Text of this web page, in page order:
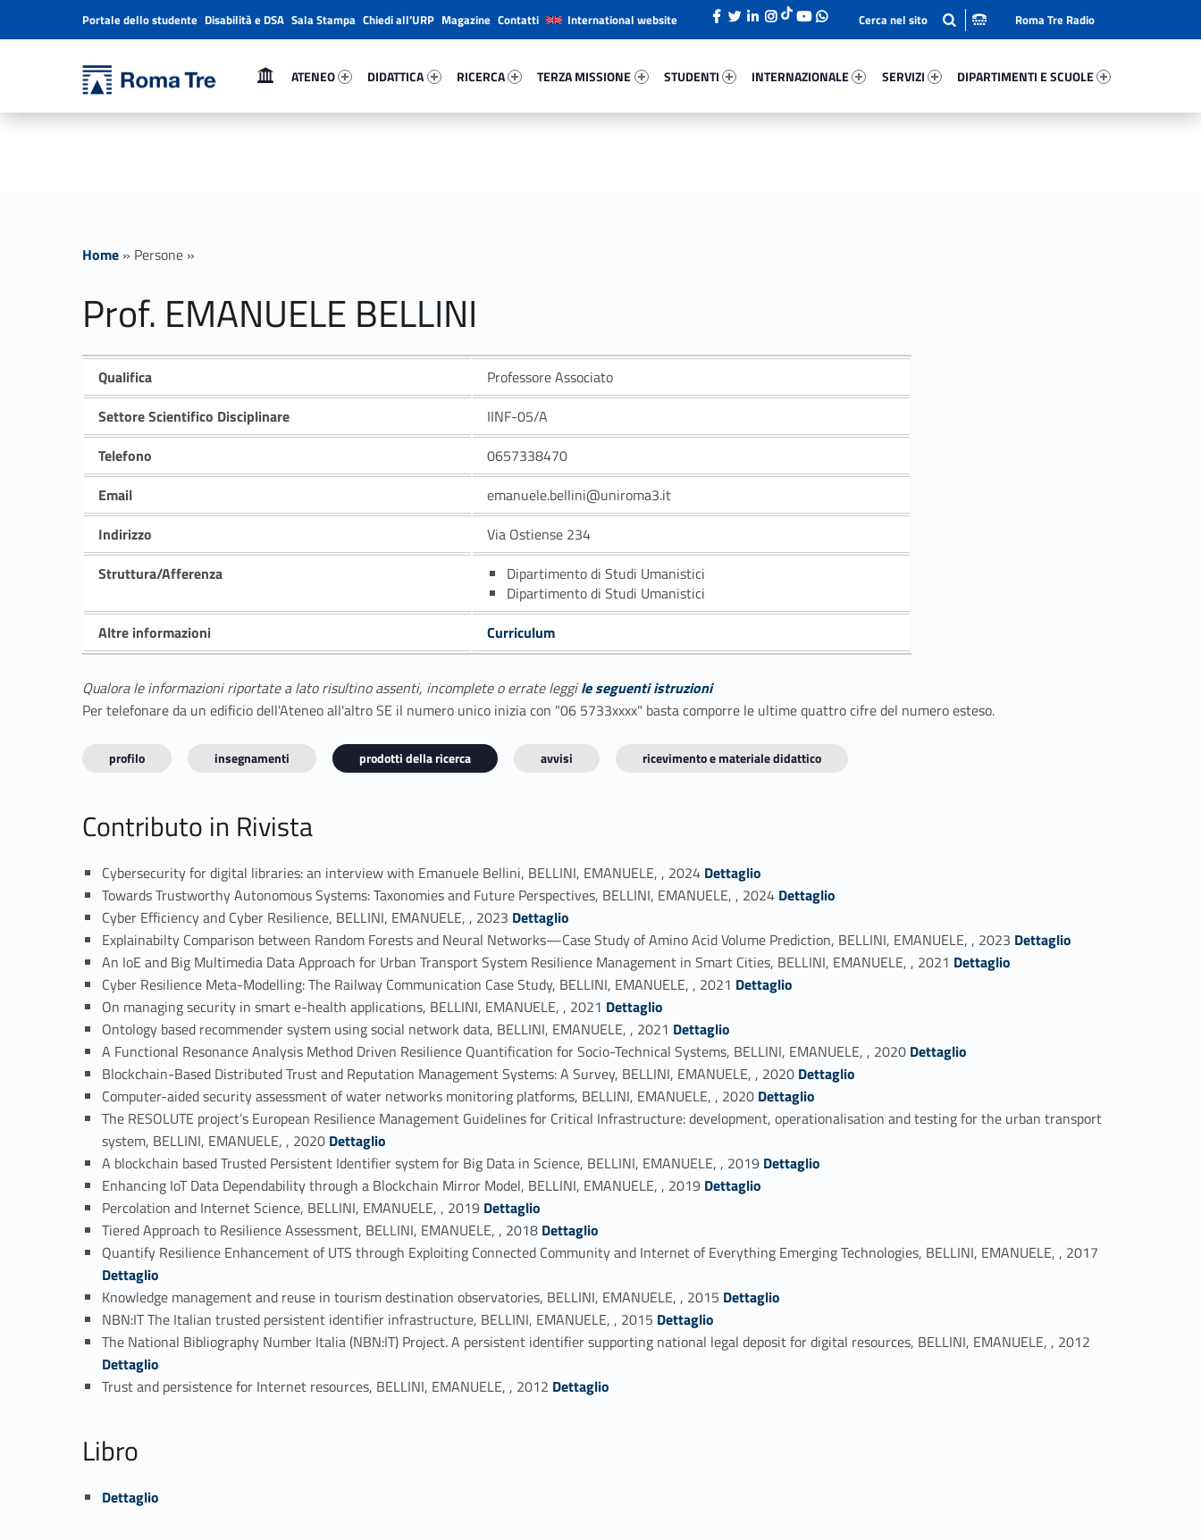
Prof. EMANUELE BELLINI ricerca - Università Roma Tre
Primary Menu
ATENEO
DIDATTICA
RICERCA
TERZA MISSIONE
STUDENTI
INTERNAZIONALE
SERVIZI
DIPARTIMENTI E SCUOLE
Header info sidebar
Portale dello studente Disabilità e DSA Sala Stampa Chiedi all’URP Magazine Contatti International website Roma Tre Radio
Home » Persone »
Prof. EMANUELE BELLINI
Qualifica
Professore Associato
Settore Scientifico Disciplinare
IINF-05/A
Telefono
0657338470
Email
emanuele.bellini@uniroma3.it
Indirizzo
Via Ostiense 234
Struttura/Afferenza
Dipartimento di Studi Umanistici
Dipartimento di Studi Umanistici
Altre informazioni
Curriculum
Qualora le informazioni riportate a lato risultino assenti, incomplete o errate leggile seguenti istruzioni
Per telefonare da un edificio dell'Ateneo all'altro SE il numero unico inizia con "06 5733xxxx" basta comporre le ultime quattro cifre del numero esteso.
profilo insegnamenti prodotti della ricerca avvisi ricevimento e materiale didattico
Contributo in Rivista
Cybersecurity for digital libraries: an interview with Emanuele Bellini, BELLINI, EMANUELE, , 2024 Link identifier #identifier_person_181239-1
Dettaglio
Towards Trustworthy Autonomous Systems: Taxonomies and Future Perspectives, BELLINI, EMANUELE, , 2024 Link identifier #identifier_person_112234-2
Dettaglio
Cyber Efficiency and Cyber Resilience, BELLINI, EMANUELE, , 2023 Link identifier #identifier_person_175103-3
Dettaglio
Explainabilty Comparison between Random Forests and Neural Networks—Case Study of Amino Acid Volume Prediction, BELLINI, EMANUELE, , 2023 Link identifier #identifier_person_89985-4
Dettaglio
An IoE and Big Multimedia Data Approach for Urban Transport System Resilience Management in Smart Cities, BELLINI, EMANUELE, , 2021 Link identifier #identifier_person_25595-5
Dettaglio
Cyber Resilience Meta-Modelling: The Railway Communication Case Study, BELLINI, EMANUELE, , 2021 Link identifier #identifier_person_119766-6
Dettaglio
On managing security in smart e-health applications, BELLINI, EMANUELE, , 2021 Link identifier #identifier_person_175850-7
Dettaglio
Ontology based recommender system using social network data, BELLINI, EMANUELE, , 2021 Link identifier #identifier_person_64615-8
Dettaglio
A Functional Resonance Analysis Method Driven Resilience Quantification for Socio-Technical Systems, BELLINI, EMANUELE, , 2020 Link identifier #identifier_person_152114-9
Dettaglio
Blockchain-Based Distributed Trust and Reputation Management Systems: A Survey, BELLINI, EMANUELE, , 2020 Link identifier #identifier_person_83367-10
Dettaglio
Computer-aided security assessment of water networks monitoring platforms, BELLINI, EMANUELE, , 2020Link identifier #identifier_person_82740-11
Dettaglio
The RESOLUTE project’s European Resilience Management Guidelines for Critical Infrastructure: development, operationalisation and testing for the urban transport
system, BELLINI, EMANUELE, , 2020 Link identifier #identifier_person_109855-12
Dettaglio
A blockchain based Trusted Persistent Identifier system for Big Data in Science, BELLINI, EMANUELE, , 2019 Link identifier #identifier_person_198792-13
Dettaglio
Enhancing IoT Data Dependability through a Blockchain Mirror Model, BELLINI, EMANUELE, , 2019 Link identifier #identifier_person_52317-14
Dettaglio
Percolation and Internet Science, BELLINI, EMANUELE, , 2019 Link identifier #identifier_person_29048-15
Dettaglio
Tiered Approach to Resilience Assessment, BELLINI, EMANUELE, , 2018 Link identifier #identifier_person_172357-16
Dettaglio
Quantify Resilience Enhancement of UTS through Exploiting Connected Community and Internet of Everything Emerging Technologies, BELLINI, EMANUELE, , 2017
Dettaglio
Knowledge management and reuse in tourism destination observatories, BELLINI, EMANUELE, , 2015 Link identifier #identifier_person_147146-18
Dettaglio
NBN:IT The Italian trusted persistent identifier infrastructure, BELLINI, EMANUELE, , 2015 Link identifier #identifier_person_152168-19
Dettaglio
The National Bibliography Number Italia (NBN:IT) Project. A persistent identifier supporting national legal deposit for digital resources, BELLINI, EMANUELE, , 2012
Dettaglio
Trust and persistence for Internet resources, BELLINI, EMANUELE, , 2012 Link identifier #identifier_person_152361-21
Dettaglio
Libro
Link identifier #identifier_person_191904-22
Dettaglio